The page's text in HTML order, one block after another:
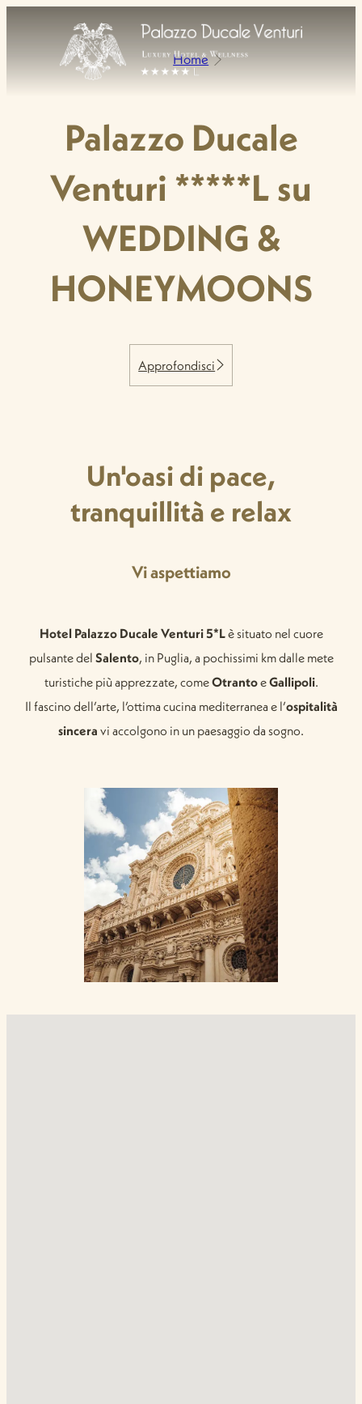
Home
Palazzo Ducale
Venturi *****L su
WEDDING &
HONEYMOONS
Approfondisci
Un'oasi di pace,
tranquillità e relax
Vi aspettiamo
Hotel Palazzo Ducale Venturi 5*Lè situato nel cuore
pulsante del Salento, in Puglia, a pochissimi km dalle mete
turistiche più apprezzate, comeOtrantoeGallipoli.
Il fascino dell’arte, l’ottima cucina mediterranea e l’ospitalità
sincera vi accolgono in un paesaggio da sogno.